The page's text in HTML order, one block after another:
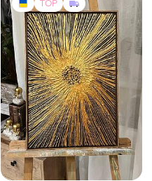
3500 грн 44
Картини текстурною
пастою — головний тренд
сучасного інтер'єрного
дизайну. великі,